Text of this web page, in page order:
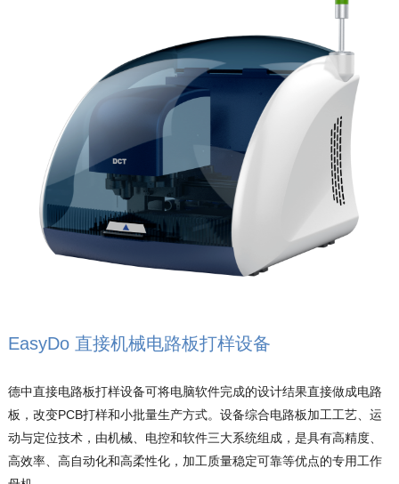
EasyDo 直接机械电路板打样设备
德中直接电路板打样设备可将电脑软件完成的设计结果直接做成电路
板，改变PCB打样和小批量生产方式。设备综合电路板加工工艺、运
动与定位技术，由机械、电控和软件三大系统组成，是具有高精度、
高效率、高自动化和高柔性化，加工质量稳定可靠等优点的专用工作